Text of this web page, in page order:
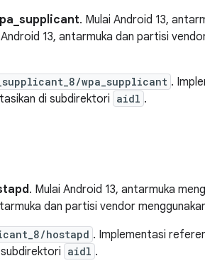
. Mulai Android 13,
13, antarmuka dan partisi
wpa_supplicant .
di subdirektori aidl .
. Mulai Android 13, antarmuka
dan partisi vendor
hostapd . Implementasi
aidl .